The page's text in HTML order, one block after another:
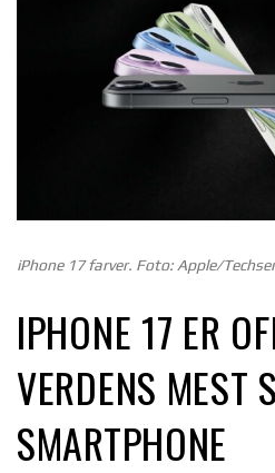
iPhone 17 farver. Foto: Apple/
IPHONE 17 ER
VERDENS MEST
SMARTPHONE